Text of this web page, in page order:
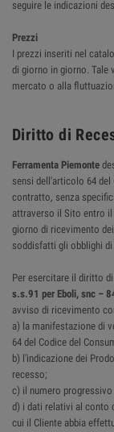
seguire le indicazioni
Prezzi
I prezzi inseriti nel
di giorno in giorno. Tale
mercato o alla
Diritto di
Ferramenta Piemonte
sensi dell'articolo 64 del
contratto, senza
attraverso il Sito entro
giorno di ricevimento
soddisfatti gli obblighi
Per esercitare il diritto
s.s.91 per Eboli, snc –
avviso di ricevimento
a) la manifestazione di
64 del Codice del
b) l'indicazione dei
recesso;
c) il numero
d) i dati relativi al conto
cui il Cliente abbia